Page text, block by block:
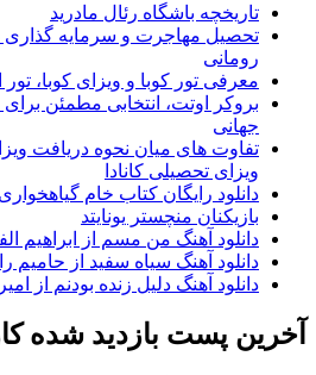
تاریخچه باشگاه رئال مادرید
تحصیل مهاجرت و سرمایه گذاری
رومانی
معرفی تور کوبا و ویزای کوبا،
بروکر اوتت، انتخابی مطمئن برای
جهانی
تفاوت های میان نحوه دریافت
ویزای تحصیلی کانادا
دانلود رایگان کتاب خام
بازیکنان منچستر یونایتد
دانلود آهنگ من مسم از ابراهیم
دانلود آهنگ سیاه سفید از حامیم
دانلود آهنگ دلیل زنده بودنم از
آخرین پست بازدید شده